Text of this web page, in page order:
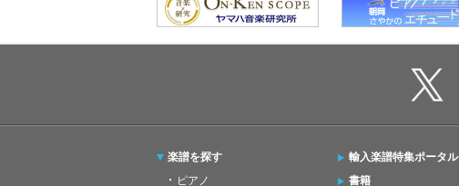
楽譜を探す
ピアノ
輸入楽譜特集ポータル
書籍